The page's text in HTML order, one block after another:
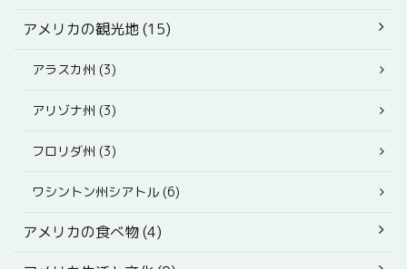
アメリカの観光地 (15)
アラスカ州 (3)
アリゾナ州 (3)
フロリダ州 (3)
ワシントン州シアトル (6)
アメリカの食べ物 (4)